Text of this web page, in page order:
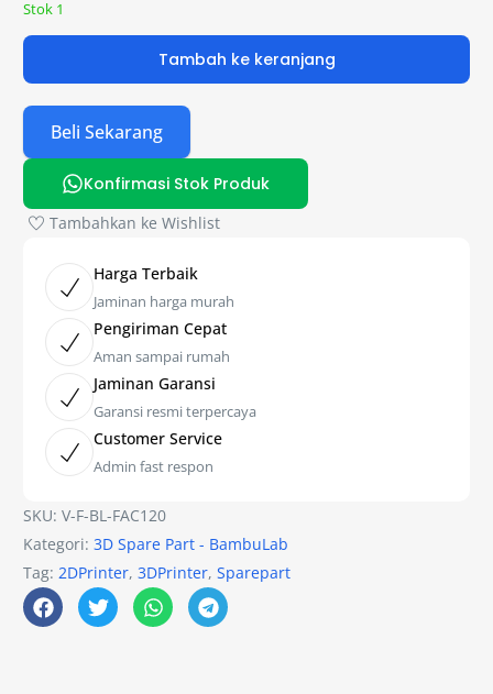
Stok 1
Tambah ke keranjang
Beli Sekarang
Konfirmasi Stok Produk
Tambahkan ke Wishlist
Harga Terbaik
Jaminan harga murah
Pengiriman Cepat
Aman sampai rumah
Jaminan Garansi
Garansi resmi terpercaya
Customer Service
Admin fast respon
SKU:V-F-BL-FAC120
Kategori:3D Spare Part - BambuLab
Tag:2DPrinter,3DPrinter,Sparepart